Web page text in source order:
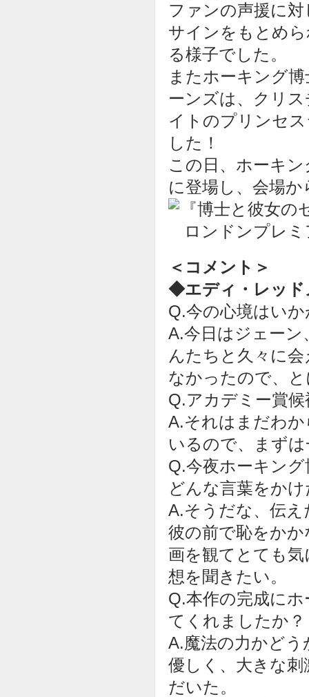
ファンの声援に
サインをもとめ
る様子でした。
またホーキング
ーンズは、クリ
イトのプリンセ
した！
この日、ホーキ
に登場し、会場
＜コメント＞
◆エディ・レッド
Q.今の心境はい
A.今日はジェー
んたちと久々に
なかったので、
Q.アカデミー賞
A.それはまだわ
いるので、まず
Q.今夜ホーキン
どんな言葉をか
A.そうだな、伝
彼の前で恥をか
画を観てとても
想を聞きたい。
Q.本作の完成に
てくれましたか？
A.魔法の力かど
優しく、大きな
だいた。